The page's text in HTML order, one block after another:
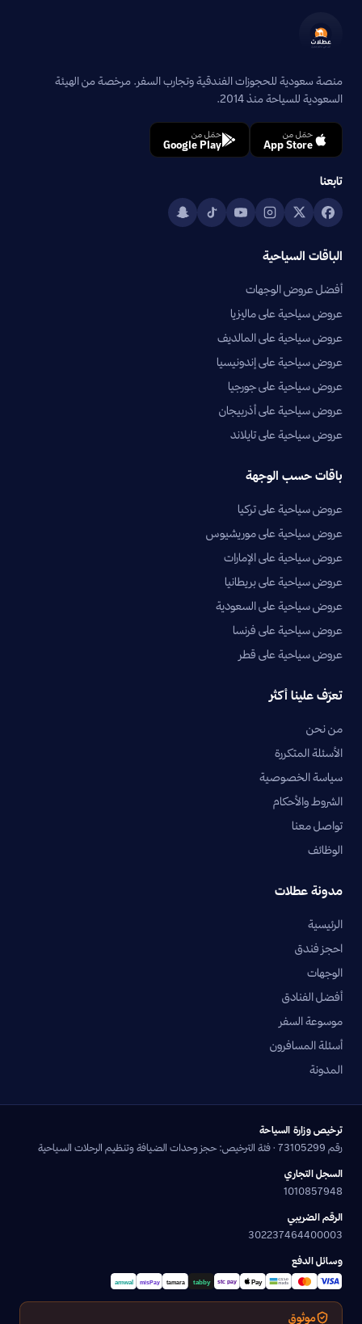
منصة سعودية للحجوزات الفندقية وتجارب السفر. مرخصة من الهيئة
السعودية للسياحة منذ 2014.
حمّل من
App Store
حمّل من
Google Play
تابعنا
الباقات السياحية
أفضل عروض الوجهات
عروض سياحية على ماليزيا
عروض سياحية على المالديف
عروض سياحية على إندونيسيا
عروض سياحية على جورجيا
عروض سياحية على أذربيجان
عروض سياحية على تايلاند
باقات حسب الوجهة
عروض سياحية على تركيا
عروض سياحية على موريشيوس
عروض سياحية على الإمارات
عروض سياحية على بريطانيا
عروض سياحية على السعودية
عروض سياحية على فرنسا
عروض سياحية على قطر
تعرّف علينا أكثر
من نحن
الأسئلة المتكررة
سياسة الخصوصية
الشروط والأحكام
تواصل معنا
الوظائف
مدونة عطلات
الرئيسية
احجز فندق
الوجهات
أفضل الفنادق
موسوعة السفر
أسئلة المسافرون
المدونة
ترخيص وزارة السياحة
رقم 73105299 · فئة الترخيص: حجز وحدات الضيافة وتنظيم الرحلات السياحية
السجل التجاري
1010857948
الرقم الضريبي
302237464400003
وسائل الدفع
موثوق